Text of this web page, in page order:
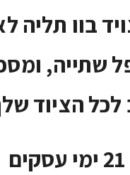
בוו תליה
שתייה,
הציוד